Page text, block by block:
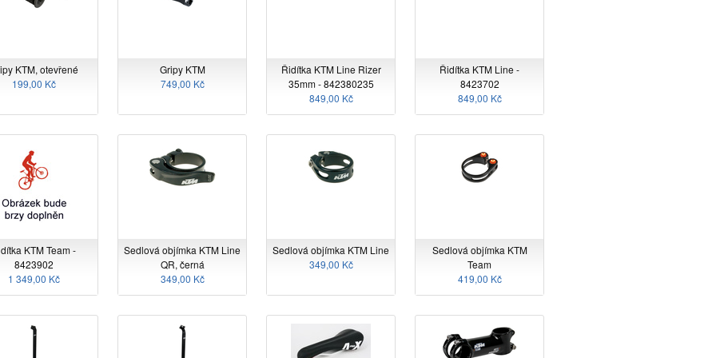
KTM, otevřené
199,00 Kč
Gripy KTM
749,00 Kč
Řidítka KTM Line Rizer
35mm - 842380235
849,00 Kč
Řidítka KTM Line -
8423702
849,00 Kč
KTM Team -
8423902
1 349,00 Kč
Sedlová objímka KTM Line
QR, černá
349,00 Kč
Sedlová objímka KTM Line
349,00 Kč
Sedlová objímka KTM
Team
419,00 Kč